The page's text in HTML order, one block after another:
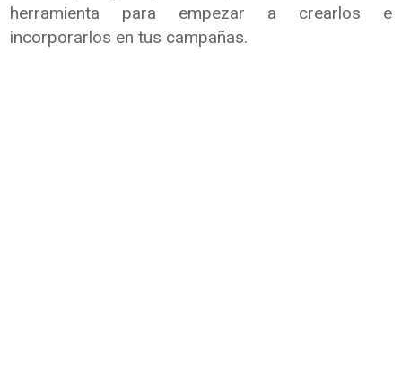
herramienta para empezar a crearlos e
incorporarlos en tus campañas.